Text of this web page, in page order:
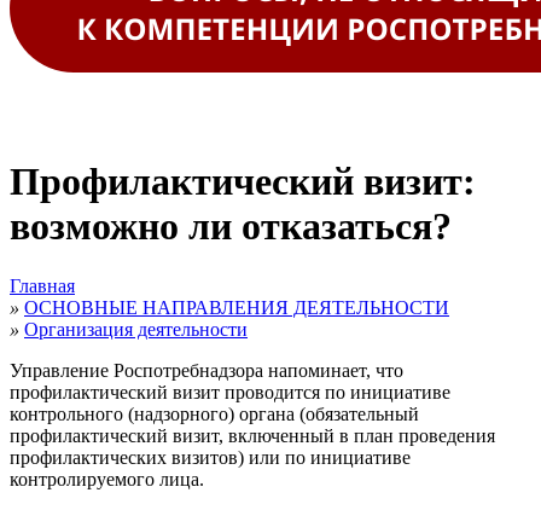
Профилактический визит:
возможно ли отказаться?
Главная
» ОСНОВНЫЕ НАПРАВЛЕНИЯ ДЕЯТЕЛЬНОСТИ
» Организация деятельности
Управление Роспотребнадзора напоминает, что
профилактический визит проводится по инициативе
контрольного (надзорного) органа (обязательный
профилактический визит, включенный в план проведения
профилактических визитов) или по инициативе
контролируемого лица.